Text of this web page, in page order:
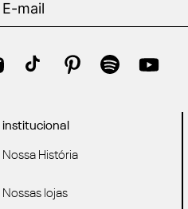
institucional
Nossa História
Nossas lojas